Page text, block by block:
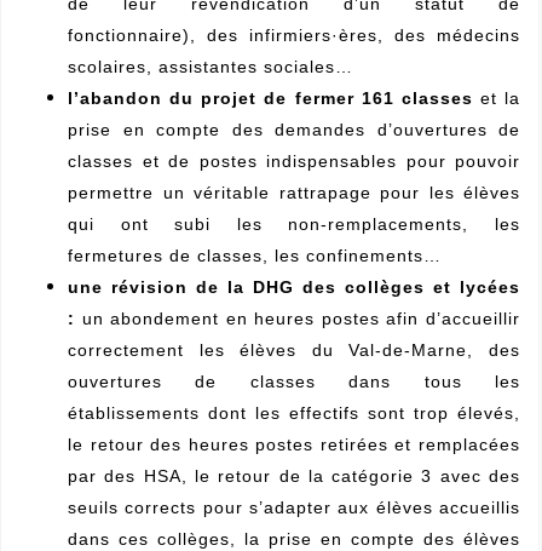
fonctionnaire), des infirmiers·ères, des médecins
scolaires, assistantes sociales…
l’abandon du projet de fermer 161 classes et la
prise en compte des demandes d’ouvertures de
classes et de postes indispensables pour pouvoir
permettre un véritable rattrapage pour les élèves
qui ont subi les non-remplacements, les
fermetures de classes, les confinements…
une révision de la DHG des collèges et lycées
: un abondement en heures postes afin d’accueillir
correctement les élèves du Val-de-Marne, des
ouvertures de classes dans tous les
établissements dont les effectifs sont trop élevés,
le retour des heures postes retirées et remplacées
par des HSA, le retour de la catégorie 3 avec des
seuils corrects pour s’adapter aux élèves accueillis
dans ces collèges, la prise en compte des élèves